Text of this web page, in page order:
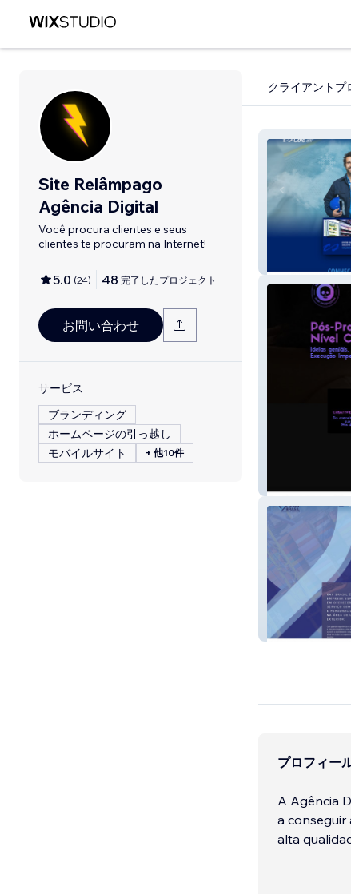
Site Relâmpago
Agência Digital
Você procura clientes e seus
clientes te procuram na Internet!
5.0 (24) 48 完了したプロジェクト
お問い合わせ
サービス
ブランディング
ホームページの引っ越し
モバイルサイト
+ 他10件
クライアントプ
Rax Brasil
プロフィー
A Agência
a conseguir
alta